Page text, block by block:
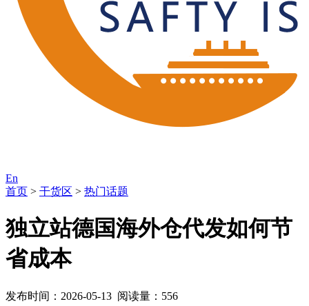
En
首页 > 干货区 > 热门话题
独立站德国海外仓代发如何节
省成本
发布时间：2026-05-13 阅读量：556